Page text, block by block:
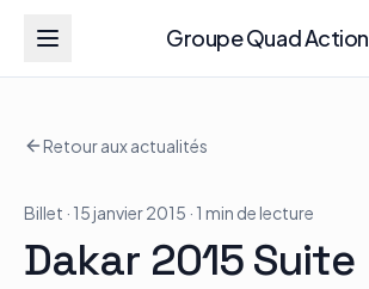
Groupe Quad Action
Groupe Quad Action
Accueil
RZR
Retour aux actualités
Billet · 15 janvier 2015 · 1 min de lecture
Dakar 2015 Suite